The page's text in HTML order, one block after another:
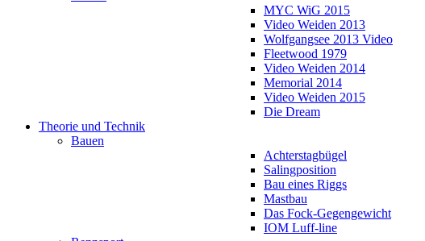
MYC WiG 2015
Video Weiden 2013
Wolfgangsee 2013 Video
Fleetwood 1979
Video Weiden 2014
Memorial 2014
Video Weiden 2015
Die Dream
Theorie und Technik
Bauen
Achterstagbügel
Salingposition
Bau eines Riggs
Mastbau
Das Fock-Gegengewicht
IOM Luff-line